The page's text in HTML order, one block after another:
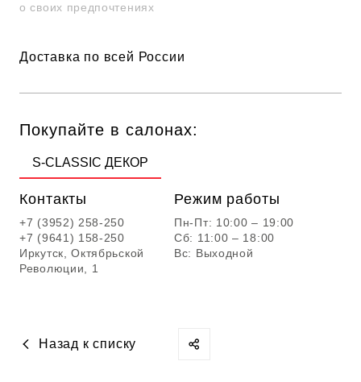
о своих предпочтениях
Доставка по всей России
Покупайте в салонах:
S-CLASSIC ДЕКОР
Контакты
+7 (3952) 258-250
+7 (9641) 158-250
Иркутск, Октябрьской
Революции, 1
Режим работы
Пн-Пт: 10:00 – 19:00
Сб: 11:00 – 18:00
Вс: Выходной
Назад к списку